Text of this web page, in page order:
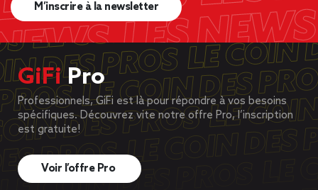
M’inscrire à la newsletter
GiFiPro
Professionnels, GiFi est là pour répondre à vos besoins
spécifiques. Découvrez vite notre offre Pro, l’inscription
est gratuite!
Voir l’offre Pro